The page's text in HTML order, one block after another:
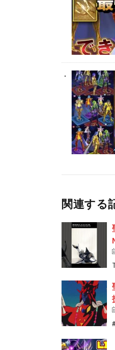
関連する